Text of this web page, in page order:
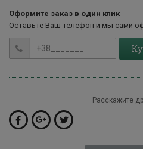
Оформите заказ в один клик
Оставьте Ваш телефон и мы сами
Расскажите